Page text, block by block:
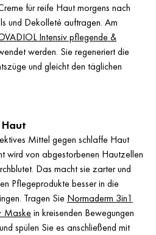
für reife Haut morgens nach
und Dekolleté auftragen. Am
Intensiv pflegende &
werden. Sie regeneriert die
und gleicht den täglichen
Mittel gegen schlaffe Haut
wird von abgestorbenen Hautzellen
Das macht sie zarter und
Pflegeprodukte besser in die
Tragen Sie Normaderm 3in1
Maskein kreisenden Bewegungen
spülen Sie es anschließend mit